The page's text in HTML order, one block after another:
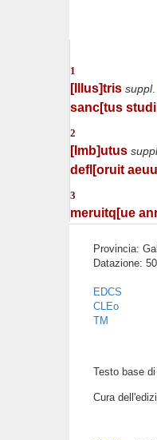
1
[Illus]tris suppl.
sanc[tus
2
[Imb]utus suppl
defl[oruit
3
meruitq[ue
Provincia:
Datazione:
EDCS
CLEo
TM
Testo base
Cura